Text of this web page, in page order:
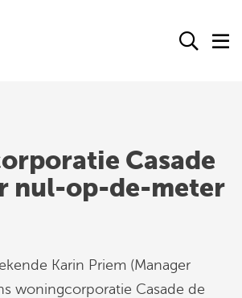
Casade
nul-op-de-meter
Karin Priem (Manager
woningcorporatie Casade de